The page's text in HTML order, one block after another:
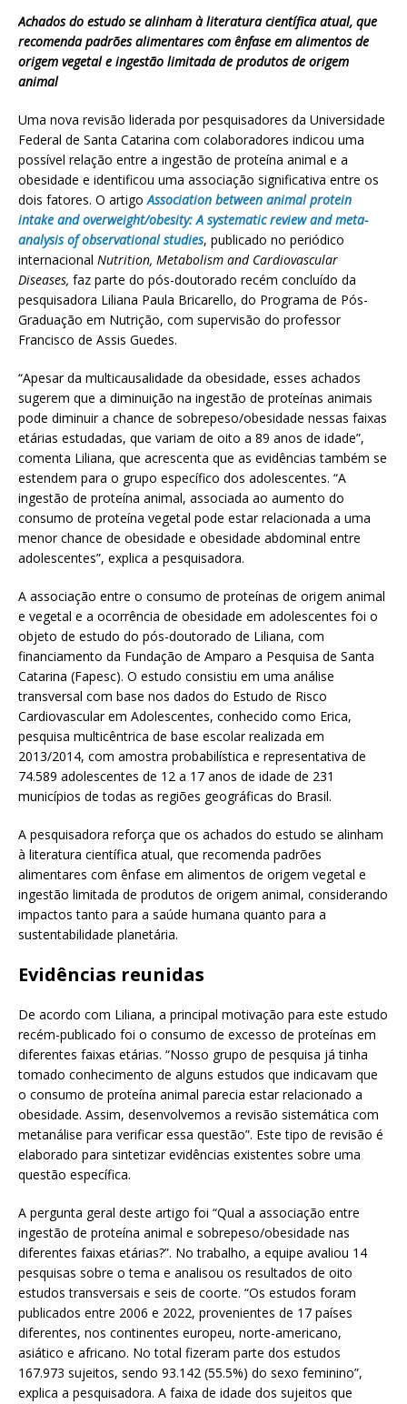
Achados do estudo se alinham à literatura científica atual, que
recomenda padrões alimentares com ênfase em alimentos de
origem vegetal e ingestão limitada de produtos de origem
animal
Uma nova revisão liderada por pesquisadores da Universidade
Federal de Santa Catarina com colaboradores indicou uma
possível relação entre a ingestão de proteína animal e a
obesidade e identificou uma associação significativa entre os
dois fatores. O artigoAssociation between animal protein
intake and overweight/obesity: A systematic review and meta-
analysis of observational studies, publicado no periódico
internacional Nutrition, Metabolism and Cardiovascular
Diseases, faz parte do pós-doutorado recém concluído da
pesquisadora Liliana Paula Bricarello, do Programa de Pós-
Graduação em Nutrição, com supervisão do professor
Francisco de Assis Guedes.
“Apesar da multicausalidade da obesidade, esses achados
sugerem que a diminuição na ingestão de proteínas animais
pode diminuir a chance de sobrepeso/obesidade nessas faixas
etárias estudadas, que variam de oito a 89 anos de idade”,
comenta Liliana, que acrescenta que as evidências também se
estendem para o grupo específico dos adolescentes. “A
ingestão de proteína animal, associada ao aumento do
consumo de proteína vegetal pode estar relacionada a uma
menor chance de obesidade e obesidade abdominal entre
adolescentes”, explica a pesquisadora.
A associação entre o consumo de proteínas de origem animal
e vegetal e a ocorrência de obesidade em adolescentes foi o
objeto de estudo do pós-doutorado de Liliana, com
financiamento da Fundação de Amparo a Pesquisa de Santa
Catarina (Fapesc). O estudo consistiu em uma análise
transversal com base nos dados do Estudo de Risco
Cardiovascular em Adolescentes, conhecido como Erica,
pesquisa multicêntrica de base escolar realizada em
2013/2014, com amostra probabilística e representativa de
74.589 adolescentes de 12 a 17 anos de idade de 231
municípios de todas as regiões geográficas do Brasil.
A pesquisadora reforça que os achados do estudo se alinham
à literatura científica atual, que recomenda padrões
alimentares com ênfase em alimentos de origem vegetal e
ingestão limitada de produtos de origem animal, considerando
impactos tanto para a saúde humana quanto para a
sustentabilidade planetária.
Evidências reunidas
De acordo com Liliana, a principal motivação para este estudo
recém-publicado foi o consumo de excesso de proteínas em
diferentes faixas etárias. “Nosso grupo de pesquisa já tinha
tomado conhecimento de alguns estudos que indicavam que
o consumo de proteína animal parecia estar relacionado a
obesidade. Assim, desenvolvemos a revisão sistemática com
metanálise para verificar essa questão”. Este tipo de revisão é
elaborado para sintetizar evidências existentes sobre uma
questão específica.
A pergunta geral deste artigo foi “Qual a associação entre
ingestão de proteína animal e sobrepeso/obesidade nas
diferentes faixas etárias?”. No trabalho, a equipe avaliou 14
pesquisas sobre o tema e analisou os resultados de oito
estudos transversais e seis de coorte. “Os estudos foram
publicados entre 2006 e 2022, provenientes de 17 países
diferentes, nos continentes europeu, norte-americano,
asiático e africano. No total fizeram parte dos estudos
167.973 sujeitos, sendo 93.142 (55.5%) do sexo feminino”,
explica a pesquisadora. A faixa de idade dos sujeitos que